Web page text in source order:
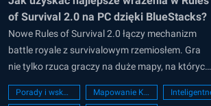
of Survival 2.0 na PC dzięki BlueStacks?
Nowe Rules of Survival 2.0 łączy mechanizm
battle royale z survivalowym rzemiosłem. Gra
nie tylko rzuca graczy na duże mapy, na których
jedynym celem jest pozostanie ostatnią osobą
przy życiu, ale wymaga także zbierania
Porady i wskazówki Mapowanie Klawiszy